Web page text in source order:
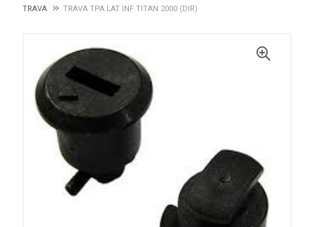
TRAVA
TRAVA TPA LAT INF TITAN 2000 (DIR)